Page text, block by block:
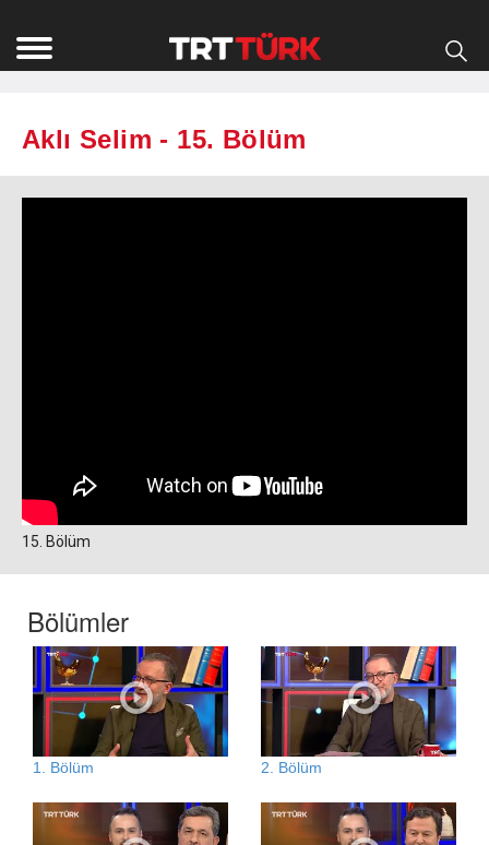
Aklı Selim - 15. Bölüm
15. Bölüm
Bölümler
1. Bölüm 2. Bölüm